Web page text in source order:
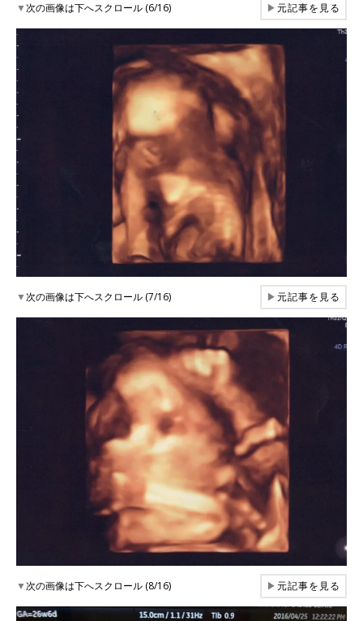
▼次の画像は下へスクロール (6/16) ▶元記事を見る
▼次の画像は下へスクロール (7/16) ▶元記事を見る
▼次の画像は下へスクロール (8/16) ▶元記事を見る